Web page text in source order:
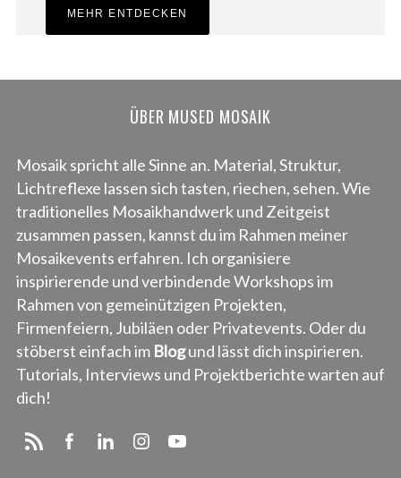
MEHR ENTDECKEN
ÜBER MUSED MOSAIK
Mosaik spricht alle Sinne an. Material, Struktur,
Lichtreflexe lassen sich tasten, riechen, sehen. Wie
traditionelles Mosaikhandwerk und Zeitgeist
zusammen passen, kannst du im Rahmen meiner
Mosaikevents erfahren. Ich organisiere
inspirierende und verbindende Workshops im
Rahmen von gemeinützigen Projekten,
Firmenfeiern, Jubiläen oder Privatevents. Oder du
stöberst einfach im Blogund lässt dich inspirieren.
Tutorials, Interviews und Projektberichte warten auf
dich!